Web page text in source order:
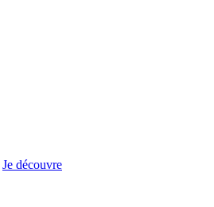
Je découvre